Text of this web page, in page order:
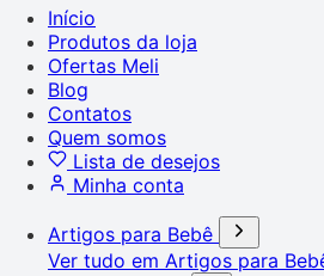
Início
Produtos da loja
Ofertas Meli
Blog
Contatos
Quem somos
Lista de desejos
Minha conta
Artigos para Bebê
Ver tudo em Artigos para